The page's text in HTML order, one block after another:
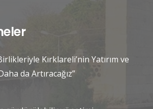
Kırklareli’nin Yatırım ve
da Artıracağız”